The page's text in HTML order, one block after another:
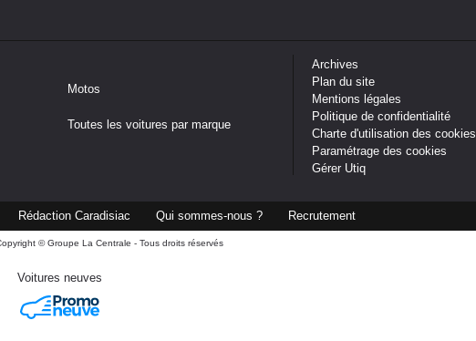
Motos
Toutes les voitures par marque
Archives
Plan du site
Mentions légales
Politique de confidentialité
Charte d'utilisation des cookies
Paramétrage des cookies
Gérer Utiq
Rédaction Caradisiac Qui sommes-nous ? Recrutement
© Groupe La Centrale - Tous droits réservés
Voitures neuves